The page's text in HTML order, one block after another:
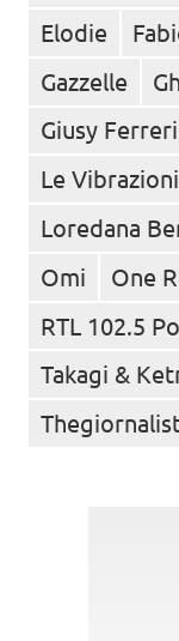
Elodie
Gazzelle
Giusy Ferreri
Le Vibrazioni
Loredana
Omi
One
RTL 102.5
Takagi &